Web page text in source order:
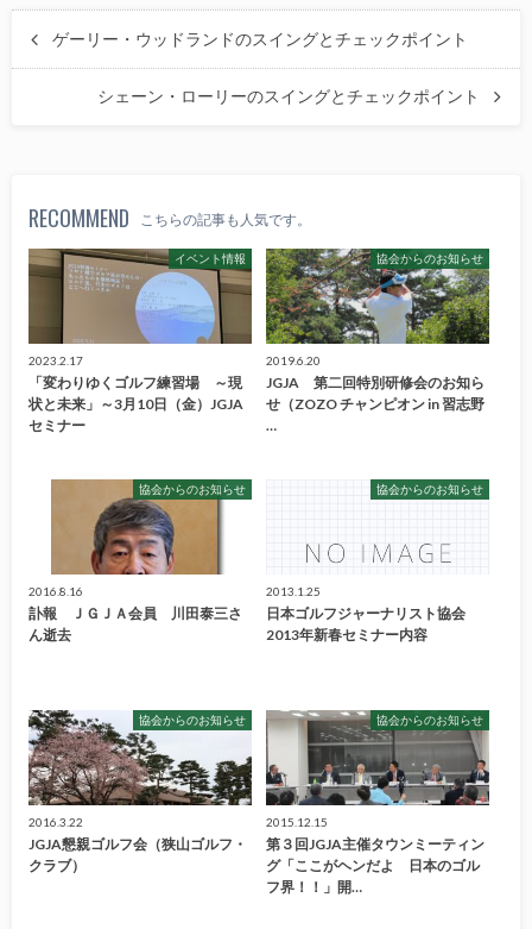
ゲーリー・ウッドランドのスイングとチェックポイント
シェーン・ローリーのスイングとチェックポイント
RECOMMEND こちらの記事も人気です。
イベント情報
2023.2.17
「変わりゆくゴルフ練習場 ～現
状と未来」～3月10日（金）JGJA
セミナー
協会からのお知らせ
2019.6.20
JGJA 第二回特別研修会のお知ら
せ（ZOZO チャンピオン in 習志野
…
協会からのお知らせ
2016.8.16
訃報 ＪＧＪＡ会員 川田泰三さ
ん逝去
協会からのお知らせ
2013.1.25
日本ゴルフジャーナリスト協会
2013年新春セミナー内容
協会からのお知らせ
2016.3.22
JGJA懇親ゴルフ会（狭山ゴルフ・
クラブ）
協会からのお知らせ
2015.12.15
第３回JGJA主催タウンミーティン
グ「ここがヘンだよ 日本のゴル
フ界！！」開…